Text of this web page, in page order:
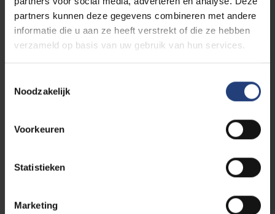
partners kunnen deze gegevens combineren met andere
informatie die u aan ze heeft verstrekt of die ze hebben
verzameld op basis van uw gebruik van hun services.
Noodzakelijk
Voorkeuren
Statistieken
Marketing
*Video* In gesprek met merkstrateeg